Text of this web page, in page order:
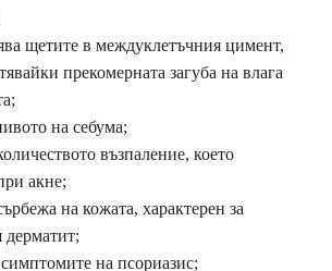
щетите в междуклетъчния цимент,
прекомерната загуба на влага
на себума;
възпаление, което
акне;
на кожата, характерен за
дерматит;
на псориазис;